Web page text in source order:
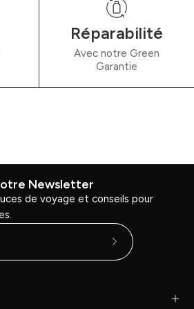
Réparabilité
Avec notre Green
Garantie
Newsletter
de voyage et conseils pour
Abonnez-